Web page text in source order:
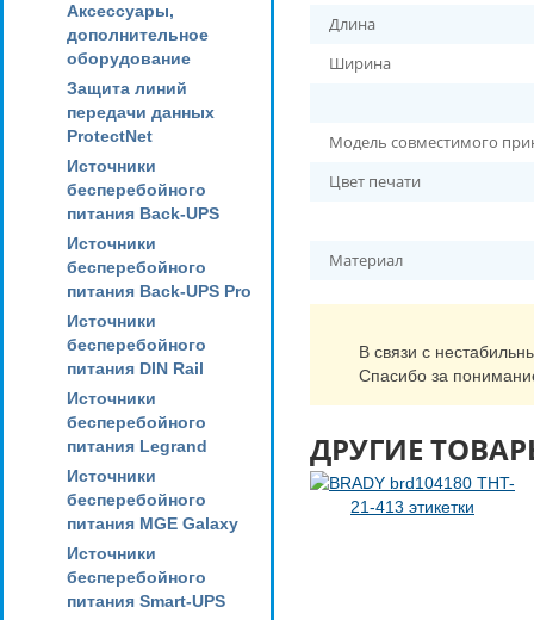
Аксессуары,
дополнительное
оборудование
Защита линий
передачи данных
ProtectNet
Источники
бесперебойного
питания Back-UPS
Источники
бесперебойного
питания Back-UPS Pro
Источники
бесперебойного
питания DIN Rail
Источники
бесперебойного
питания Legrand
Источники
бесперебойного
питания MGE Galaxy
Источники
бесперебойного
питания Smart-UPS
Длина
Ширина
Модель совместимого
Цвет печати
Материал
В связи с
Спасибо за
ДРУГИЕ